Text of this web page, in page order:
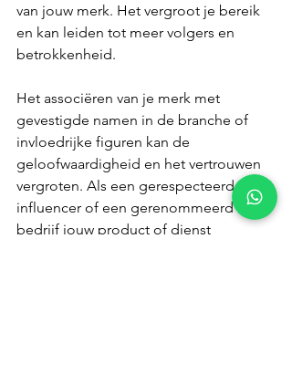
van jouw merk. Het vergroot je bereik
en kan leiden tot meer volgers en
betrokkenheid.
Het associëren van je merk met
gevestigde namen in de branche of
invloedrijke figuren kan de
geloofwaardigheid en het vertrouwen
vergroten. Als een gerespecteerde
influencer of een gerenommeerd
bedrijf jouw product of dienst